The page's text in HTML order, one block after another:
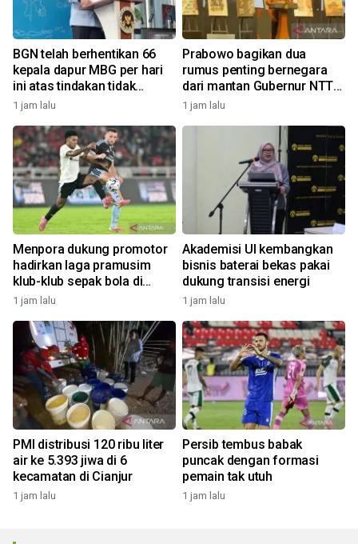
BGN telah berhentikan 66
kepala dapur MBG per hari
ini atas tindakan tidak
disiplin
1 jam lalu
Prabowo bagikan dua
rumus penting bernegara
dari mantan Gubernur NTT
Ben Mboi
1 jam lalu
Menpora dukung promotor
hadirkan laga pramusim
klub-klub sepak bola di
Indonesia
1 jam lalu
Akademisi UI kembangkan
bisnis baterai bekas pakai
dukung transisi energi
1 jam lalu
PMI distribusi 120 ribu liter
air ke 5.393 jiwa di 6
kecamatan di Cianjur
1 jam lalu
Persib tembus babak
puncak dengan formasi
pemain tak utuh
1 jam lalu